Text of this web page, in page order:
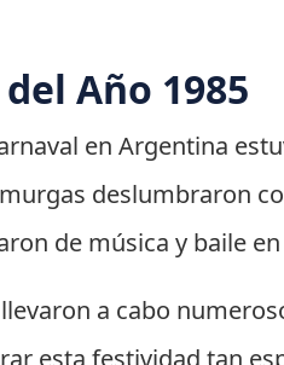
Año 1985
en Argentina
deslumbraron
de música y baile
a cabo
esta festividad tan